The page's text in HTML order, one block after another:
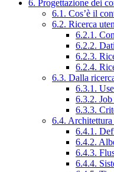
6. Progettazione dei
6.1. Cos’è il
6.2. Ricerca
6.2.1.
6.2.2.
6.2.3.
6.2.4.
6.3. Dalla
6.3.1.
6.3.2.
6.3.3.
6.4.
6.4.1.
6.4.2.
6.4.3.
6.4.4.